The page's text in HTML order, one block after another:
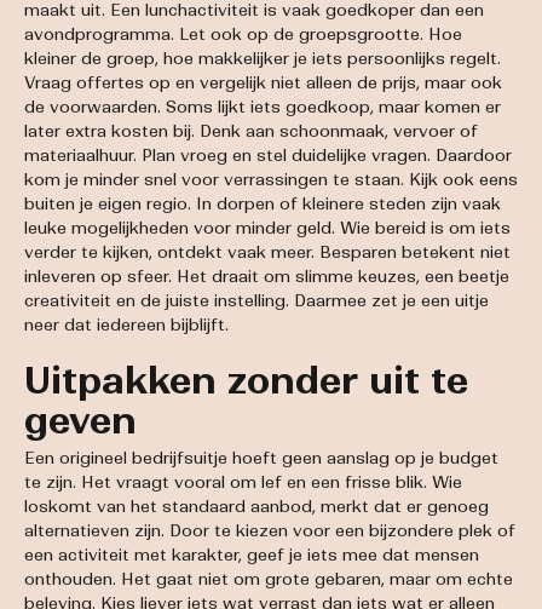
maakt uit. Een lunchactiviteit is vaak goedkoper dan een
avondprogramma. Let ook op de groepsgrootte. Hoe
kleiner de groep, hoe makkelijker je iets persoonlijks regelt.
Vraag offertes op en vergelijk niet alleen de prijs, maar ook
de voorwaarden. Soms lijkt iets goedkoop, maar komen er
later extra kosten bij. Denk aan schoonmaak, vervoer of
materiaalhuur. Plan vroeg en stel duidelijke vragen. Daardoor
kom je minder snel voor verrassingen te staan. Kijk ook eens
buiten je eigen regio. In dorpen of kleinere steden zijn vaak
leuke mogelijkheden voor minder geld. Wie bereid is om iets
verder te kijken, ontdekt vaak meer. Besparen betekent niet
inleveren op sfeer. Het draait om slimme keuzes, een beetje
creativiteit en de juiste instelling. Daarmee zet je een uitje
neer dat iedereen bijblijft.
Uitpakken zonder uit te
geven
Een origineel bedrijfsuitje hoeft geen aanslag op je budget
te zijn. Het vraagt vooral om lef en een frisse blik. Wie
loskomt van het standaard aanbod, merkt dat er genoeg
alternatieven zijn. Door te kiezen voor een bijzondere plek of
een activiteit met karakter, geef je iets mee dat mensen
onthouden. Het gaat niet om grote gebaren, maar om echte
beleving. Kies liever iets wat verrast dan iets wat er alleen